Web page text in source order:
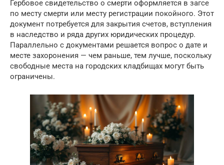
Гербовое свидетельство о смерти оформляется в загсе
по месту смерти или месту регистрации покойного. Этот
документ потребуется для закрытия счетов, вступления
в наследство и ряда других юридических процедур.
Параллельно с документами решается вопрос о дате и
месте захоронения — чем раньше, тем лучше, поскольку
свободные места на городских кладбищах могут быть
ограничены.